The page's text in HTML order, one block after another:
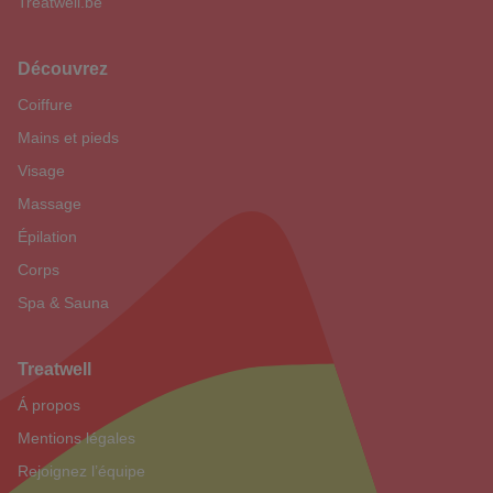
Découvrez
Coiffure
Mains et pieds
Visage
Massage
Épilation
Corps
Spa & Sauna
Treatwell
Á propos
Mentions légales
Rejoignez l’équipe